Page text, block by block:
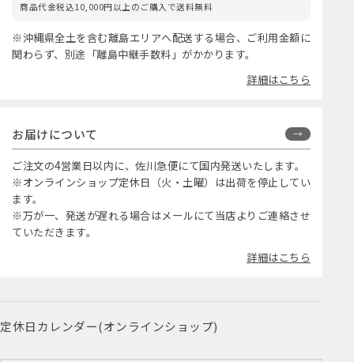
商品代金税込10,000円以上のご購入で送料無料
※沖縄県全土を含む離島エリアへ配送する場合、ご利用金額に
関わらず、別途「離島中継手数料」がかかります。
詳細はこちら
お届けについて
ご注文の4営業日以内に、佐川急便にて国内発送いたします。
※オンラインショップ定休日（火・土曜）は出荷を停止してい
ます。
※万が一、発送が遅れる場合はメールにて当店よりご連絡させ
ていただきます。
詳細はこちら
定休日カレンダー(オンラインショップ)